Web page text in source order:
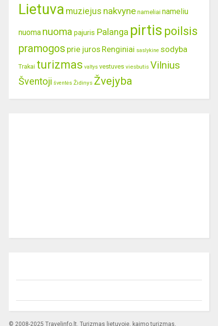
Lietuva muziejus nakvyne nameliai nameliu
nuoma nuoma pajuris Palanga pirtis poilsis
pramogos prie juros Renginiai saslykine sodyba
Trakai turizmas valtys vestuves viesbutis Vilnius
Šventoji šventės Židinys Žvejyba
© 2008-2025 Travelinfo.lt. Turizmas lietuvoje, kaimo turizmas,